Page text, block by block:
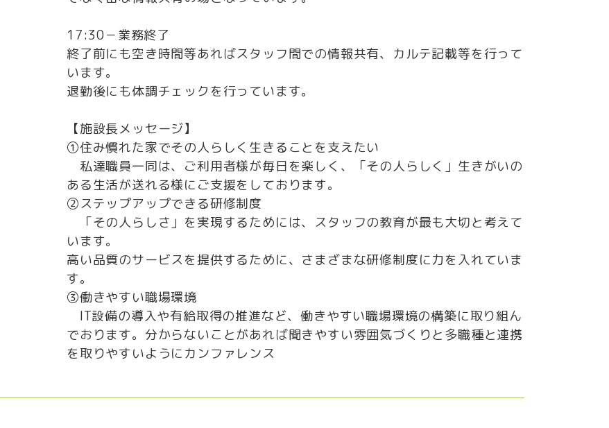
17:30－業務終了
終了前にも空き時間等あればスタッフ間での情報共有、カルテ記載等を行って
います。
退勤後にも体調チェックを行っています。
【施設長メッセージ】
①住み慣れた家でその人らしく生きることを支えたい
私達職員一同は、ご利用者様が毎日を楽しく、「その人らしく」生きがいの
ある生活が送れる様にご支援をしております。
②ステップアップできる研修制度
「その人らしさ」を実現するためには、スタッフの教育が最も大切と考えて
います。
高い品質のサービスを提供するために、さまざまな研修制度に力を入れていま
す。
③働きやすい職場環境
IT設備の導入や有給取得の推進など、働きやすい職場環境の構築に取り組ん
でおります。分からないことがあれば聞きやすい雰囲気づくりと多職種と連携
を取りやすいようにカンファレンス